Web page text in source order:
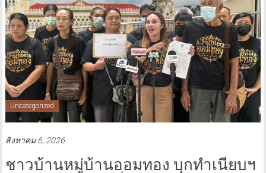
Uncategorized
สิงหาคม 6, 2026
ชาวบ้านหมู่บ้านออมทอง บุกทำเนียบฯ